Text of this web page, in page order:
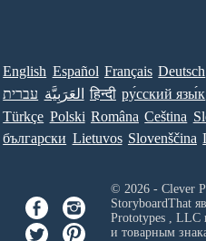
English Español Français Deutsch
עברית العَرَبِيَّة हिन्दी ру́сский язы́к
Türkçe Polski Româna Ceština
български Lietuvos Slovenščina
© 2026 - Clever
StoryboardThat
Prototypes , LLC
и товарным